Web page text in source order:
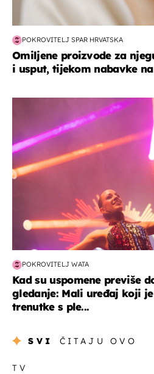
POKROVITELJ SPAR HRVATSKA
Omiljene proizvode za
i usput, tijekom nabavke
POKROVITELJ WATA
Kad su uspomene previše
gledanje: Mali uređaj koji
trenutke s ple...
SVI ČITAJU OVO
TV